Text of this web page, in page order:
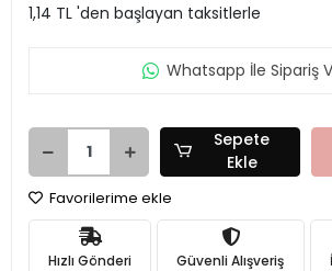
1,14 TL 'den başlayan taksitlerle
Whatsapp İle Sipariş
Sepete
Ekle
Favorilerime ekle
Hızlı Gönderi Güvenli Alışveriş